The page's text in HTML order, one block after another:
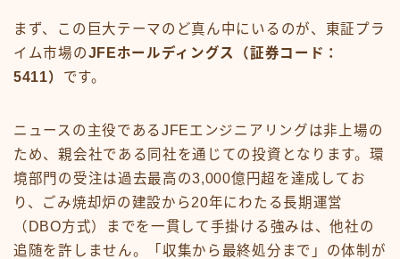
まず、この巨大テーマのど真ん中にいるのが、東証プラ
イム市場のJFEホールディングス（証券コード：
5411） です。
ニュースの主役であるJFEエンジニアリングは非上場の
ため、親会社である同社を通じての投資となります。環
境部門の受注は過去最高の3,000億円超を達成してお
り、ごみ焼却炉の建設から20年にわたる長期運営
（DBO方式）までを一貫して手掛ける強みは、他社の
追随を許しません。「収集から最終処分まで」の体制が